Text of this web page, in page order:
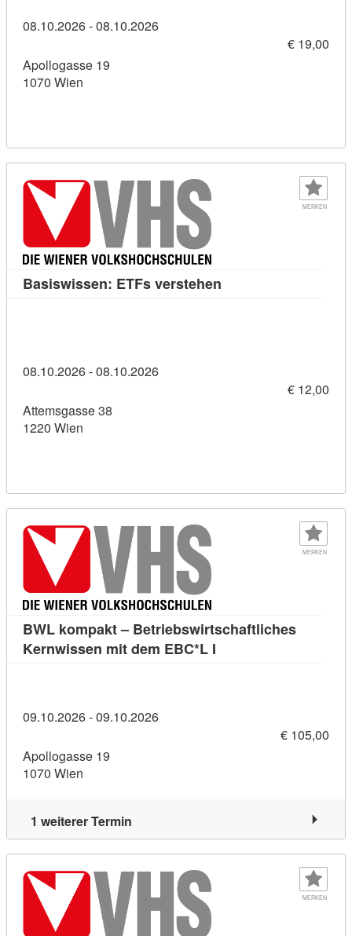
08.10.2026 - 08.10.2026
€ 19,00
Apollogasse 19
1070 Wien
MERKEN
Basiswissen: ETFs verstehen
08.10.2026 - 08.10.2026
€ 12,00
Attemsgasse 38
1220 Wien
MERKEN
BWL kompakt – Betriebswirtschaftliches
Kernwissen mit dem EBC*L I
09.10.2026 - 09.10.2026
€ 105,00
Apollogasse 19
1070 Wien
1 weiterer Termin
MERKEN